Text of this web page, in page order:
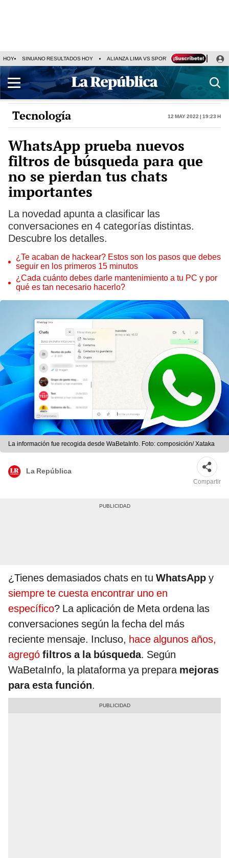
HOY SINUANO RESULTADOS HOY ALIANZA LIMA VS SPORT BOYS JORGE
Tecnología 12 May 2022 | 19:23 h
WhatsApp prueba nuevos
filtros de búsqueda para que
no se pierdan tus chats
importantes
La novedad apunta a clasificar las
conversaciones en 4 categorías distintas.
Descubre los detalles.
¿Te acaban de hackear? Estos son los pasos que debes
seguir en los primeros 15 minutos
¿Cada cuánto debes darle mantenimiento a tu PC y por
qué es tan necesario hacerlo?
La información fue recogida desde WaBetaInfo. Foto: composición/ Xataka
La República
Compartir
¿Tienes demasiados chats en tu WhatsApp y
siempre te cuesta encontrar uno en
específico? La aplicación de Meta ordena las
conversaciones según la fecha del más
reciente mensaje. Incluso, hace algunos años,
agregó filtros a la búsqueda. Según
WaBetaInfo, la plataforma ya prepara mejoras
para esta función.